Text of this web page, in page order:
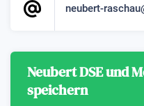
neubert-
Neubert DSE und
speichern